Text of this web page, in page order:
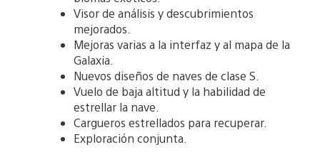
Visor de análisis y descubrimientos
mejorados.
Mejoras varias a la interfaz y al mapa de la
Galaxia.
Nuevos diseños de naves de clase S.
Vuelo de baja altitud y la habilidad de
estrellar la nave.
Cargueros estrellados para recuperar.
Exploración conjunta.